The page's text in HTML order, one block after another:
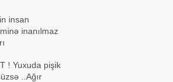
insan
inanılmaz
! Yuxuda pişik
..Ağır